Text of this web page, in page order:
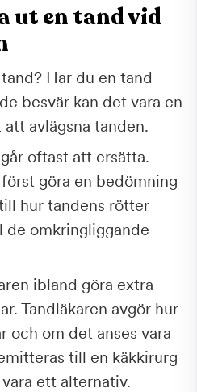
ut en tand vid
Har du en tand
besvär kan det vara en
avlägsna tanden.
oftast att ersätta.
göra en bedömning
hur tandens rötter
omkringliggande
ibland göra extra
Tandläkaren avgör hur
och om det anses vara
till en käkkirurg
ett alternativ.